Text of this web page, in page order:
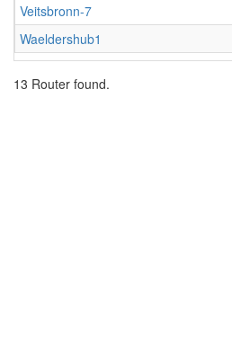
Veitsbronn-7
Waeldershub1
13 Router found.